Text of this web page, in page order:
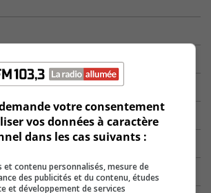
demande votre consentement
vos données à caractère
dans les cas suivants :
et contenu personnalisés, mesure de
des publicités et du contenu, études
et développement de services